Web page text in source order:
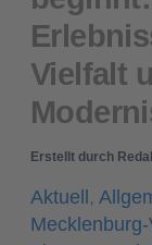
Vielfalt
Erstellt durch
Aktuell,